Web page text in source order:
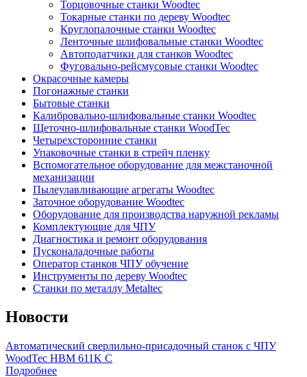
Торцовочные станки Woodtec
Токарные станки по дереву Woodtec
Круглопалочные станки Woodtec
Ленточные шлифовальные станки Woodtec
Автоподатчики для станков Woodtec
Фуговально-рейсмусовые станки Woodtec
Окрасочные камеры
Погонажные станки
Бытовые станки
Калибровально-шлифовальные станки Woodtec
Щеточно-шлифовальные станки WoodTec
Четырехсторонние станки
Упаковочные станки в стрейч пленку
Вспомогательное оборудование для межстаночной
механизации
Пылеулавливающие агрегаты Woodtec
Заточное оборудование Woodtec
Оборудование для производства наружной рекламы
Комплектующие для ЧПУ
Диагностика и ремонт оборудования
Пусконаладочные работы
Оператор станков ЧПУ обучение
Инструменты по дереву Woodtec
Станки по металлу Metaltec
Новости
Автоматический сверлильно-присадочный станок с ЧПУ
WoodTec HBM 611K C
Подробнее